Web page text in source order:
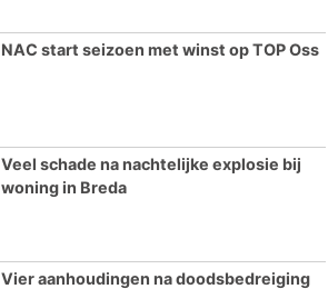
NAC start seizoen met winst op TOP Oss
Veel schade na nachtelijke explosie bij
woning in Breda
Vier aanhoudingen na doodsbedreiging